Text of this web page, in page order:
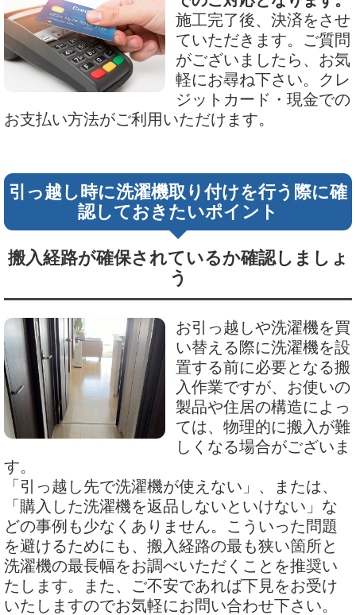
施工完了後、決済をさせ
ていただきます。ご質問
がございましたら、お気
軽にお尋ね下さい。クレ
ジットカード・現金での
お支払い方法がご利用いただけます。
引っ越し時に洗濯機取り付けを行う際に確
認しておきたいポイント
搬入経路が確保されているか確認しましょ
う
お引っ越しや洗濯機を買
い替える際に洗濯機を設
置する前に必要となる搬
入作業ですが、お使いの
製品や住居の構造によっ
ては、物理的に搬入が難
しくなる場合がございま
す。
「引っ越し先で洗濯機が使えない」、または、
「購入した洗濯機を返品しないといけない」な
どの事例も少なくありません。こういった問題
を避けるためにも、搬入経路の最も狭い箇所と
洗濯機の最長幅をお調べいただくことを推奨い
たします。また、ご不安であれば下見をお受け
いたしますのでお気軽にお問い合わせ下さい。